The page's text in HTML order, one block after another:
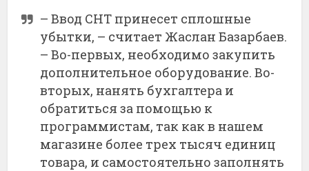
– Ввод СНТ принесет сплошные
убытки, – считает Жаслан Базарбаев.
– Во-первых, необходимо закупить
дополнительное оборудование. Во-
вторых, нанять бухгалтера и
обратиться за помощью к
программистам, так как в нашем
магазине более трех тысяч единиц
товара, и самостоятельно заполнять